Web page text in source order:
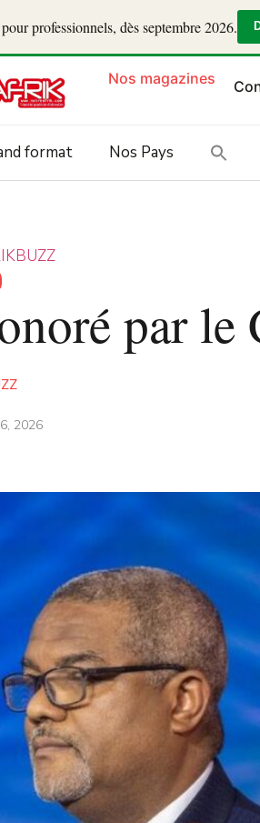
professionnels, dès septembre 2026.
Nos magazines
format Nos Pays
par le
2026